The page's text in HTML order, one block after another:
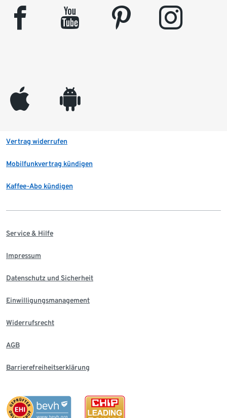
facebook youtube pinterest instagram
appleinc android
Vertrag widerrufen
Mobilfunkvertrag kündigen
Kaffee-Abo kündigen
Service & Hilfe
Impressum
Datenschutz und Sicherheit
Einwilligungsmanagement
Widerrufsrecht
AGB
Barrierefreiheitserklärung